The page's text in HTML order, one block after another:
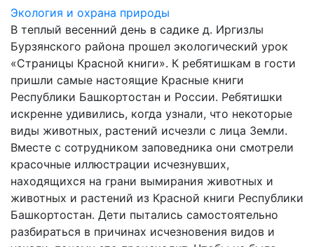
Экология и охрана природы
В теплый весенний день в садике д. Иргизлы
Бурзянского района прошел экологический урок
«Страницы Красной книги». К ребятишкам в гости
пришли самые настоящие Красные книги
Республики Башкортостан и России. Ребятишки
искренне удивились, когда узнали, что некоторые
виды животных, растений исчезли с лица Земли.
Вместе с сотрудником заповедника они смотрели
красочные иллюстрации исчезнувших,
находящихся на грани вымирания животных и
животных и растений из Красной книги Республики
Башкортостан. Дети пытались самостоятельно
разбираться в причинах исчезновения видов и